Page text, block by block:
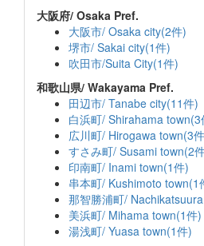
大阪府/ Osaka Pref.
大阪市/ Osaka city(2件)
堺市/ Sakai city(1件)
吹田市/Suita City(1件)
和歌山県/ Wakayama Pref.
田辺市/ Tanabe city(11件)
白浜町/ Shirahama town(3
広川町/ Hirogawa town(3
すさみ町/ Susami town(2
印南町/ Inami town(1件)
串本町/ Kushimoto town(1
那智勝浦町/
美浜町/ Mihama town(1件)
湯浅町/ Yuasa town(1件)